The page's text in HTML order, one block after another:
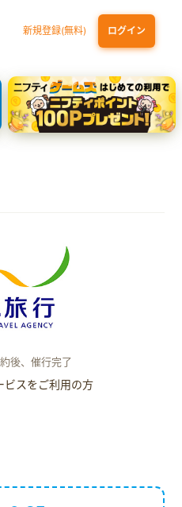
新規登録(無料) ログイン
族カード発行） dカード GOLD
ズニープラス) セットプラン
後、催行完了
スをご利用の方